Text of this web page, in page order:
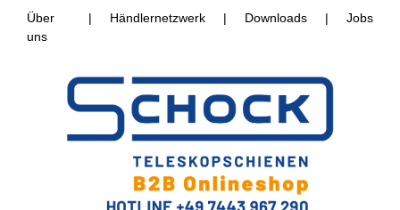
Über
uns
| Händlernetzwerk | Downloads | Jobs